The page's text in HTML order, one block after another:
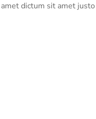
dictum sit amet justo